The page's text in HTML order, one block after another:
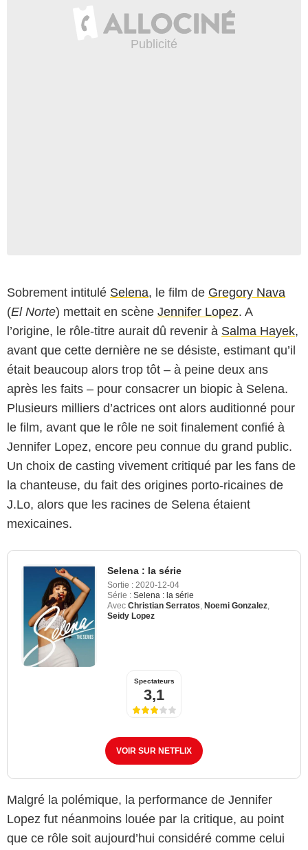
Sobrement intitulé Selena, le film de Gregory Nava
(El Norte) mettait en scène Jennifer Lopez. A
l’origine, le rôle-titre aurait dû revenir à Salma Hayek,
avant que cette dernière ne se désiste, estimant qu’il
était beaucoup alors trop tôt – à peine deux ans
après les faits – pour consacrer un biopic à Selena.
Plusieurs milliers d’actrices ont alors auditionné pour
le film, avant que le rôle ne soit finalement confié à
Jennifer Lopez, encore peu connue du grand public.
Un choix de casting vivement critiqué par les fans de
la chanteuse, du fait des origines porto-ricaines de
J.Lo, alors que les racines de Selena étaient
mexicaines.
Selena : la série
Sortie : 2020-12-04
Série : Selena : la série
Avec Christian Serratos Noemi Gonzalez
Seidy Lopez
Spectateurs
3,1
VOIR SUR NETFLIX
Malgré la polémique, la performance de Jennifer
Lopez fut néanmoins louée par la critique, au point
que ce rôle soit aujourd’hui considéré comme celui